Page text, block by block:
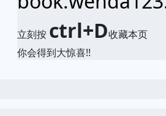
立刻按 ctrl+D收藏本页
你会得到大惊喜!!